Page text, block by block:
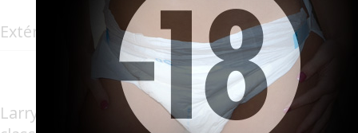
Extérieur : Plastique
Les
de lion, de
Larry, Tom et Brett vous aider à dormir dans